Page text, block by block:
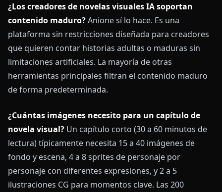
¿Los creadores de novelas visuales IA soportan
contenido maduro?Anione sí lo hace. Es una
plataforma sin restricciones diseñada para creadores
que quieren contar historias adultas o maduras sin
limitaciones artificiales. La mayoría de otras
herramientas principales filtran el contenido maduro
de forma predeterminada.
¿Cuántas imágenes necesito para un capítulo de
novela visual? Un capítulo corto (30 a 60 minutos de
lectura) típicamente necesita 15 a 40 imágenes de
fondo y escena, 4 a 8 sprites de personaje por
personaje con diferentes expresiones, y 2 a 5
ilustraciones CG para momentos clave. Las 200